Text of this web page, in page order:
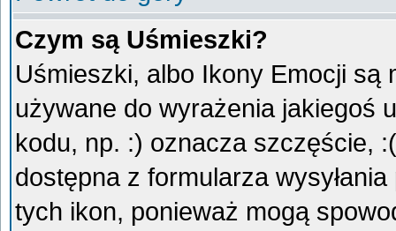
Czym są Uśmieszki?
Uśmieszki, albo Ikony Emocji są
używane do wyrażenia jakiegoś
kodu, np. :) oznacza szczęście,
dostępna z formularza
tych ikon, ponieważ mogą